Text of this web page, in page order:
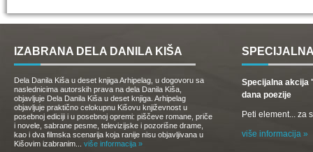
IZABRANA DELA DANILA KIŠA
Dela Danila Kiša u deset knjiga Arhipelag, u dogovoru sa
naslednicima autorskih prava na dela Danila Kiša,
objavljuje Dela Danila Kiša u deset knjiga. Arhipelag
objavljuje praktično celokupnu Kišovu književnost u
posebnoj ediciji i u posebnoj opremi: piščeve romane, priče
i novele, sabrane pesme, televizijske i pozorišne drame,
kao i dva filmska scenarija koja ranije nisu objavljivana u
Kišovim izabranim... više informacija »
Specijalna akcija
dana poezije
Peti element... za
više informacija »